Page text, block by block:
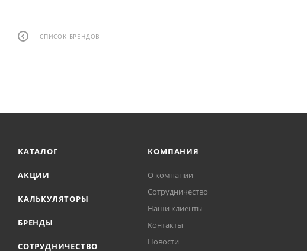
СПИСОК БРЕНДОВ
КАТАЛОГ
АКЦИИ
КАЛЬКУЛЯТОРЫ
БРЕНДЫ
СОТРУДНИЧЕСТВО
КОМПАНИЯ
О компании
Сотрудничество
Наши клиенты
Контакты
Новости